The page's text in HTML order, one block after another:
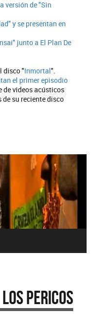
versión de "Sin
y se presentan en
junto a El Plan De
disco "Inmortal".
el primer episodio
de videos acústicos
su reciente disco
Pericos